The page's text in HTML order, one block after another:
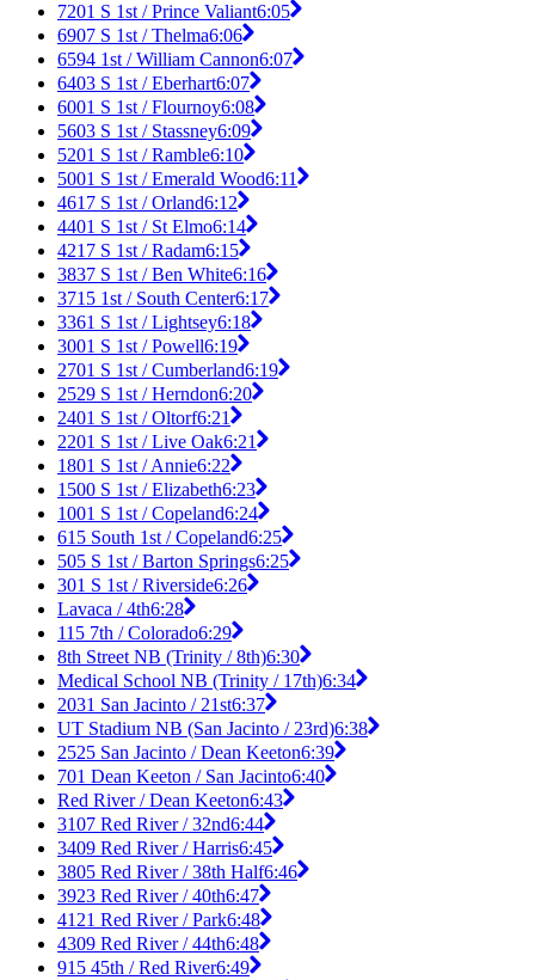
7201 S 1st / Prince Valiant6:05
6907 S 1st / Thelma6:06
6594 1st / William Cannon6:07
6403 S 1st / Eberhart6:07
6001 S 1st / Flournoy6:08
5603 S 1st / Stassney6:09
5201 S 1st / Ramble6:10
5001 S 1st / Emerald Wood6:11
4617 S 1st / Orland6:12
4401 S 1st / St Elmo6:14
4217 S 1st / Radam6:15
3837 S 1st / Ben White6:16
3715 1st / South Center6:17
3361 S 1st / Lightsey6:18
3001 S 1st / Powell6:19
2701 S 1st / Cumberland6:19
2529 S 1st / Herndon6:20
2401 S 1st / Oltorf6:21
2201 S 1st / Live Oak6:21
1801 S 1st / Annie6:22
1500 S 1st / Elizabeth6:23
1001 S 1st / Copeland6:24
615 South 1st / Copeland6:25
505 S 1st / Barton Springs6:25
301 S 1st / Riverside6:26
Lavaca / 4th6:28
115 7th / Colorado6:29
8th Street NB (Trinity / 8th)6:30
Medical School NB (Trinity / 17th)6:34
2031 San Jacinto / 21st6:37
UT Stadium NB (San Jacinto / 23rd)6:38
2525 San Jacinto / Dean Keeton6:39
701 Dean Keeton / San Jacinto6:40
Red River / Dean Keeton6:43
3107 Red River / 32nd6:44
3409 Red River / Harris6:45
3805 Red River / 38th Half6:46
3923 Red River / 40th6:47
4121 Red River / Park6:48
4309 Red River / 44th6:48
915 45th / Red River6:49